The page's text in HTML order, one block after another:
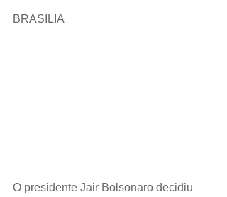
BRASILIA
O presidente Jair Bolsonaro decidiu